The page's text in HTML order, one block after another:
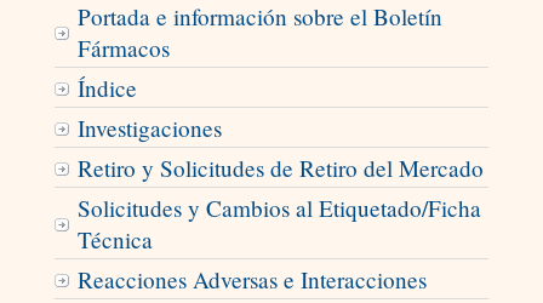
Portada e información sobre el Boletín
Fármacos
Índice
Investigaciones
Retiro y Solicitudes de Retiro del Mercado
Solicitudes y Cambios al Etiquetado/Ficha
Técnica
Reacciones Adversas e Interacciones